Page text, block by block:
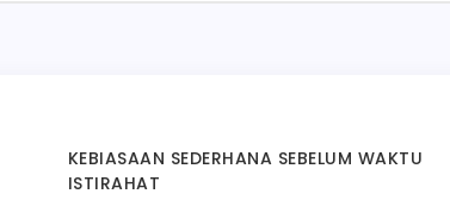
KEBIASAAN SEDERHANA SEBELUM WAKTU
ISTIRAHAT